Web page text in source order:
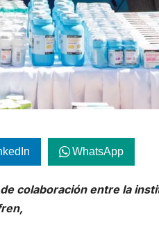
WhatsApp
colaboración entre la